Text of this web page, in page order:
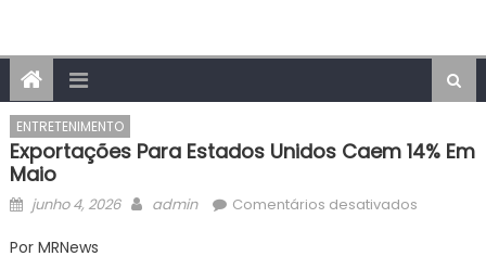
ENTRETENIMENTO
Exportações Para Estados Unidos Caem 14% Em
Maio
Posted
junho 4, 2026 Author
admin Comentários desativadosem
Por MRNews